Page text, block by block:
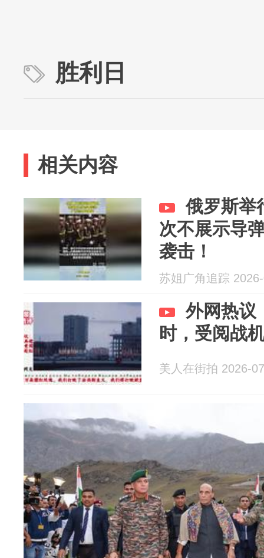
胜利日
相关内容
俄罗斯举
次不展示导
袭击！
苏姐广角追踪
外网热议
时，受阅战
美人在街拍 2026-